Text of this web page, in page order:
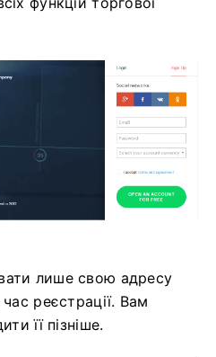
лише свою адресу
реєстрації. Вам
її пізніше.